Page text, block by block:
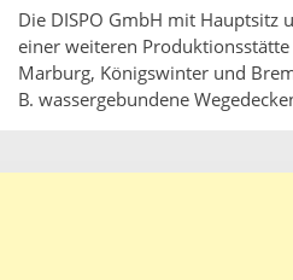
Die DISPO GmbH mit Hauptsitz
einer weiteren
Marburg, Königswinter und
B. wassergebundene